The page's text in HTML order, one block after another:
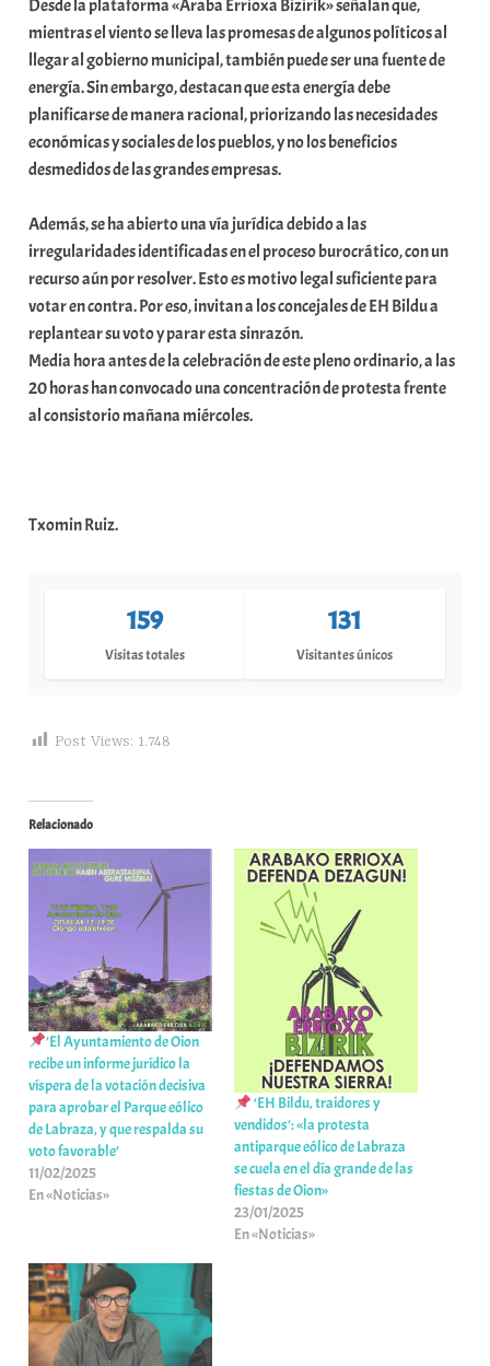
Desde la plataforma «Araba Errioxa Bizirik» señalan que,
mientras el viento se lleva las promesas de algunos políticos al
llegar al gobierno municipal, también puede ser una fuente de
energía. Sin embargo, destacan que esta energía debe
planificarse de manera racional, priorizando las necesidades
económicas y sociales de los pueblos, y no los beneficios
desmedidos de las grandes empresas.
Además, se ha abierto una vía jurídica debido a las
irregularidades identificadas en el proceso burocrático, con un
recurso aún por resolver. Esto es motivo legal suficiente para
votar en contra. Por eso, invitan a los concejales de EH Bildu a
replantear su voto y parar esta sinrazón.
Media hora antes de la celebración de este pleno ordinario, a las
20 horas han convocado una concentración de protesta frente
al consistorio mañana miércoles.
Txomin Ruiz.
159
Visitas totales
131
Visitantes únicos
Post Views: 1.748
Relacionado
’El Ayuntamiento de Oion
recibe un informe jurídico la
víspera de la votación decisiva
para aprobar el Parque eólico
de Labraza, y que respalda su
voto favorable’
11/02/2025
En «Noticias»
‘EH Bildu, traidores y
vendidos’: «la protesta
antiparque eólico de Labraza
se cuela en el día grande de las
fiestas de Oion»
23/01/2025
En «Noticias»